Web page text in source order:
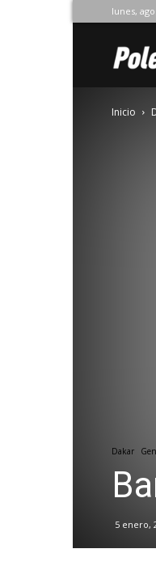
lunes,
Inicio
Dakar
5 enero,